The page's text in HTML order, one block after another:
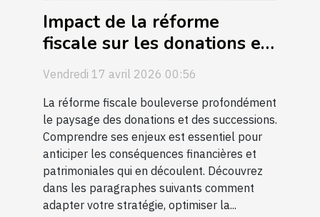
Impact de la réforme
fiscale sur les donations et
successions
Vendredi 17 avril 2026 00:56
La réforme fiscale bouleverse profondément
le paysage des donations et des successions.
Comprendre ses enjeux est essentiel pour
anticiper les conséquences financières et
patrimoniales qui en découlent. Découvrez
dans les paragraphes suivants comment
adapter votre stratégie, optimiser la...